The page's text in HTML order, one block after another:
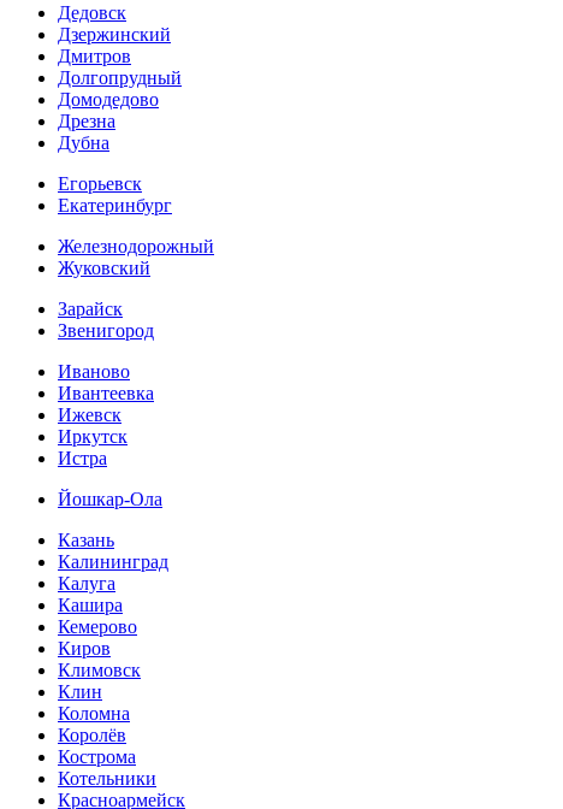
Дедовск
Дзержинский
Дмитров
Долгопрудный
Домодедово
Дрезна
Дубна
Егорьевск
Екатеринбург
Железнодорожный
Жуковский
Зарайск
Звенигород
Иваново
Ивантеевка
Ижевск
Иркутск
Истра
Йошкар-Ола
Казань
Калининград
Калуга
Кашира
Кемерово
Киров
Климовск
Клин
Коломна
Королёв
Кострома
Котельники
Красноармейск